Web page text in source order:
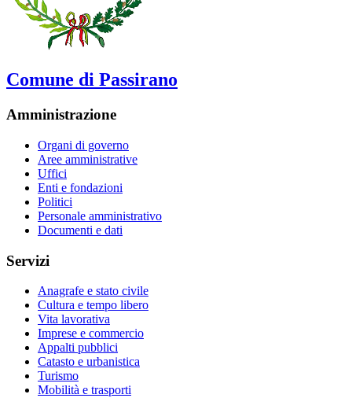
Comune di Passirano
Amministrazione
Organi di governo
Aree amministrative
Uffici
Enti e fondazioni
Politici
Personale amministrativo
Documenti e dati
Servizi
Anagrafe e stato civile
Cultura e tempo libero
Vita lavorativa
Imprese e commercio
Appalti pubblici
Catasto e urbanistica
Turismo
Mobilità e trasporti